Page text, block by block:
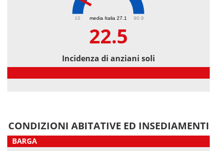
media Italia 27.1
10 90.9
22.5
Incidenza di anziani soli
CONDIZIONI ABITATIVE ED INSEDIAMENTI
BARGA